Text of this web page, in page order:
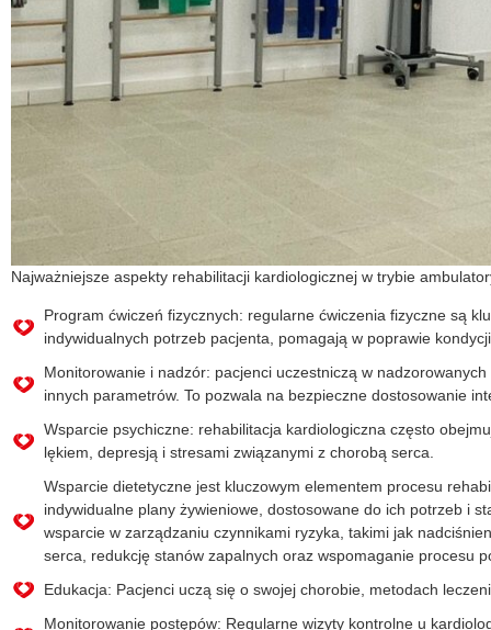
Najważniejsze aspekty rehabilitacji kardiologicznej w trybie
Program ćwiczeń fizycznych: regularne ćwiczenia fizyczne są
indywidualnych potrzeb pacjenta, pomagają w poprawie
Monitorowanie i nadzór: pacjenci uczestniczą w
innych parametrów. To pozwala na bezpieczne dostosowanie
Wsparcie psychiczne: rehabilitacja kardiologiczna często
lękiem, depresją i stresami związanymi z chorobą serca.
Wsparcie dietetyczne jest kluczowym elementem procesu
indywidualne plany żywieniowe, dostosowane do ich potrzeb i
wsparcie w zarządzaniu czynnikami ryzyka, takimi jak
serca, redukcję stanów zapalnych oraz wspomaganie procesu
Edukacja: Pacjenci uczą się o swojej chorobie, metodach
Monitorowanie postępów: Regularne wizyty kontrolne u